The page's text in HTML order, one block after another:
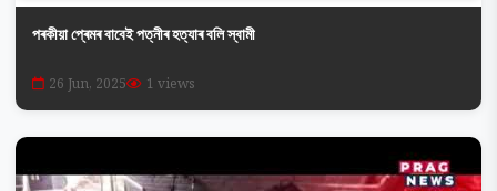
পৰকীয়া প্ৰেমৰ বাবেই পত্নীৰ হত্যাৰ বলি স্বামী
26 Jun, 2025 1 views